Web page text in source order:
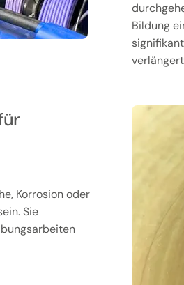
Bildung
Korrosion oder
Sie